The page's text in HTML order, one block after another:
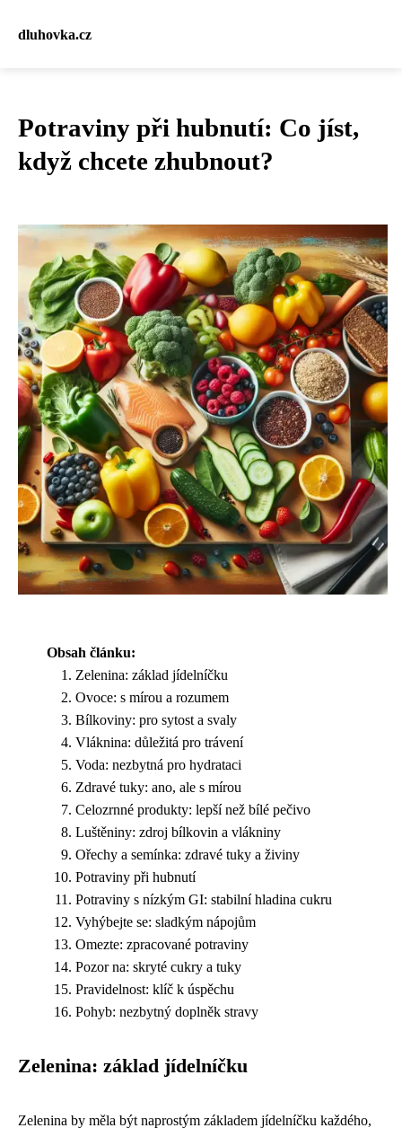
dluhovka.cz
Potraviny při hubnutí: Co jíst,
když chcete zhubnout?
Obsah článku:
Zelenina: základ jídelníčku
Ovoce: s mírou a rozumem
Bílkoviny: pro sytost a svaly
Vláknina: důležitá pro trávení
Voda: nezbytná pro hydrataci
Zdravé tuky: ano, ale s mírou
Celozrnné produkty: lepší než bílé pečivo
Luštěniny: zdroj bílkovin a vlákniny
Ořechy a semínka: zdravé tuky a živiny
Potraviny při hubnutí
Potraviny s nízkým GI: stabilní hladina cukru
Vyhýbejte se: sladkým nápojům
Omezte: zpracované potraviny
Pozor na: skryté cukry a tuky
Pravidelnost: klíč k úspěchu
Pohyb: nezbytný doplněk stravy
Zelenina: základ jídelníčku
Zelenina by měla být naprostým základem jídelníčku každého,